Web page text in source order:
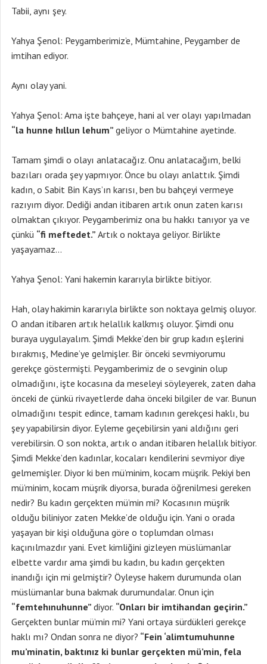
Tabii, aynı şey.
Yahya Şenol: Peygamberimiz’e, Mümtahine, Peygamber de
imtihan ediyor.
Aynı olay yani.
Yahya Şenol: Ama işte bahçeye, hani al ver olayı yapılmadan
“la hunne hıllun lehum” geliyor o Mümtahine ayetinde.
Tamam şimdi o olayı anlatacağız. Onu anlatacağım, belki
bazıları orada şey yapmıyor. Önce bu olayı anlattık. Şimdi
kadın, o Sabit Bin Kays’ın karısı, ben bu bahçeyi vermeye
razıyım diyor. Dediği andan itibaren artık onun zaten karısı
olmaktan çıkıyor. Peygamberimiz ona bu hakkı tanıyor ya ve
çünkü “fi meftedet.” Artık o noktaya geliyor. Birlikte
yaşayamaz…
Yahya Şenol: Yani hakemin kararıyla birlikte bitiyor.
Hah, olay hakimin kararıyla birlikte son noktaya gelmiş oluyor.
O andan itibaren artık helallık kalkmış oluyor. Şimdi onu
buraya uygulayalım. Şimdi Mekke’den bir grup kadın eşlerini
bırakmış, Medine’ye gelmişler. Bir önceki sevmiyorumu
gerekçe göstermişti. Peygamberimiz de o sevginin olup
olmadığını, işte kocasına da meseleyi söyleyerek, zaten daha
önceki de çünkü rivayetlerde daha önceki bilgiler de var. Bunun
olmadığını tespit edince, tamam kadının gerekçesi haklı, bu
şey yapabilirsin diyor. Eyleme geçebilirsin yani aldığını geri
verebilirsin. O son nokta, artık o andan itibaren helallık bitiyor.
Şimdi Mekke’den kadınlar, kocaları kendilerini sevmiyor diye
gelmemişler. Diyor ki ben mü’minim, kocam müşrik. Pekiyi ben
mü’minim, kocam müşrik diyorsa, burada öğrenilmesi gereken
nedir? Bu kadın gerçekten mü’min mi? Kocasının müşrik
olduğu biliniyor zaten Mekke’de olduğu için. Yani o orada
yaşayan bir kişi olduğuna göre o toplumdan olması
kaçınılmazdır yani. Evet kimliğini gizleyen müslümanlar
elbette vardır ama şimdi bu kadın, bu kadın gerçekten
inandığı için mi gelmiştir? Öyleyse hakem durumunda olan
müslümanlar buna bakmak durumundalar. Onun için
“femtehınuhunne” diyor. “Onları bir imtihandan geçirin.”
Gerçekten bunlar mü’min mi? Yani ortaya sürdükleri gerekçe
haklı mı? Ondan sonra ne diyor? “Fein ‘alimtumuhunne
mu’minatin, baktınız ki bunlar gerçekten mü’min, fela